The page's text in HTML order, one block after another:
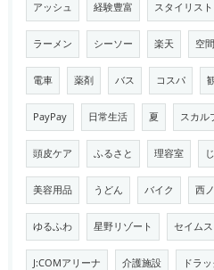
アッシュ 経験豊富 スタイリスト
ラーメン シーソー 楽天 空間
電車 薬剤 バス コスパ
PayPay 日常生活 夏 スカル
頭皮ケア ふるさと 理容室
美容用品 うどん バイク 西
ゆるふわ 星野リゾート セイムス
J:COMアリーナ 介護施設 ドラ